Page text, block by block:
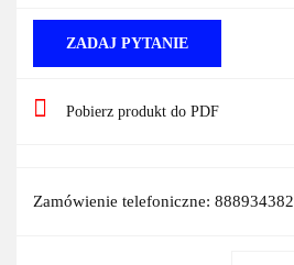
ZADAJ PYTANIE
Pobierz produkt do PDF
Zamówienie telefoniczne: 888934382